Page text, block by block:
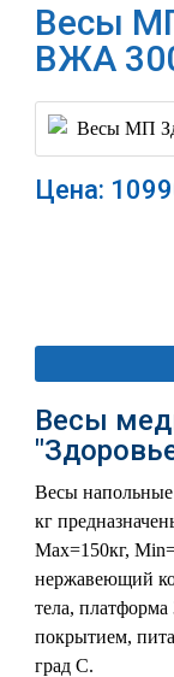
Весы
ВЖА
Цена:
Весы
Весы
кг
Мах=150кг,
нержавеющий
тела,
покрытием,
град С.